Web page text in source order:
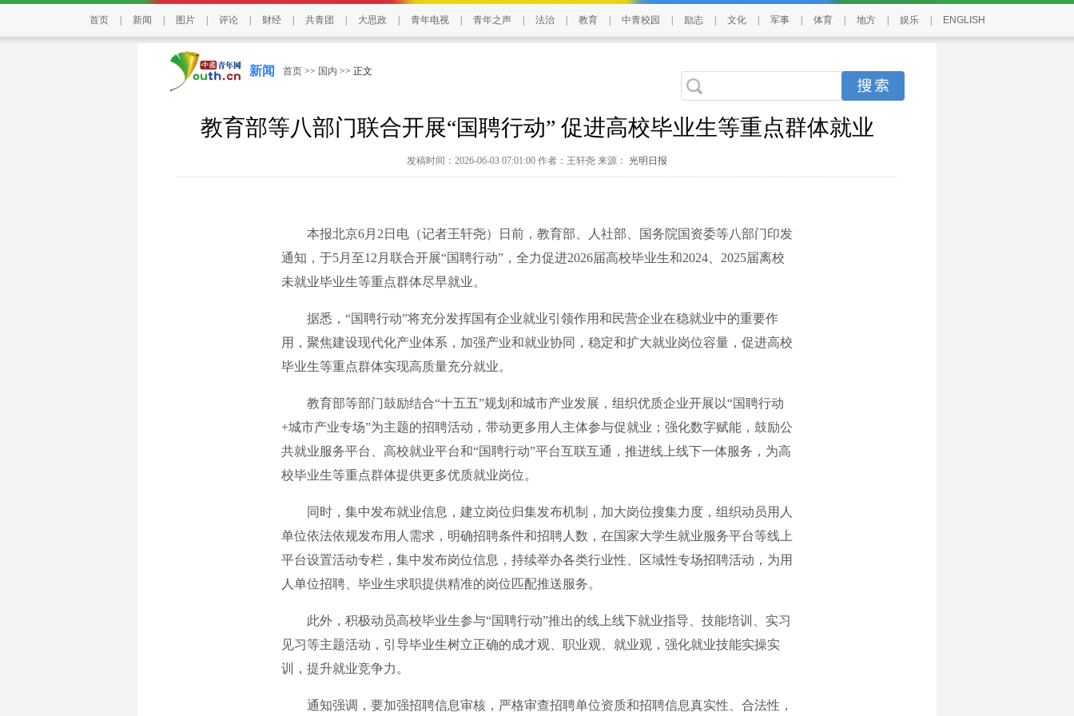
首页 新闻 图片 评论 财经 共青团 大思政 青年电视 青年之声 法治 教育 中青校园 励志 文化 军事 体育 地方 娱乐 ENGLISH
新闻 首页 >> 国内 >> 正文
教育部等八部门联合开展“国聘行动” 促进高校毕业生等重点群体就业
发稿时间：2026-06-03 07:01:00 作者：王轩尧 来源： 光明日报
本报北京6月2日电（记者王轩尧）日前，教育部、人社部、国务院国资委等八部门印发
通知，于5月至12月联合开展“国聘行动”，全力促进2026届高校毕业生和2024、2025届离校
未就业毕业生等重点群体尽早就业。
据悉，“国聘行动”将充分发挥国有企业就业引领作用和民营企业在稳就业中的重要作
用，聚焦建设现代化产业体系，加强产业和就业协同，稳定和扩大就业岗位容量，促进高校
毕业生等重点群体实现高质量充分就业。
教育部等部门鼓励结合“十五五”规划和城市产业发展，组织优质企业开展以“国聘行动
+城市产业专场”为主题的招聘活动，带动更多用人主体参与促就业；强化数字赋能，鼓励公
共就业服务平台、高校就业平台和“国聘行动”平台互联互通，推进线上线下一体服务，为高
校毕业生等重点群体提供更多优质就业岗位。
同时，集中发布就业信息，建立岗位归集发布机制，加大岗位搜集力度，组织动员用人
单位依法依规发布用人需求，明确招聘条件和招聘人数，在国家大学生就业服务平台等线上
平台设置活动专栏，集中发布岗位信息，持续举办各类行业性、区域性专场招聘活动，为用
人单位招聘、毕业生求职提供精准的岗位匹配推送服务。
此外，积极动员高校毕业生参与“国聘行动”推出的线上线下就业指导、技能培训、实习
见习等主题活动，引导毕业生树立正确的成才观、职业观、就业观，强化就业技能实操实
训，提升就业竞争力。
通知强调，要加强招聘信息审核，严格审查招聘单位资质和招聘信息真实性、合法性，